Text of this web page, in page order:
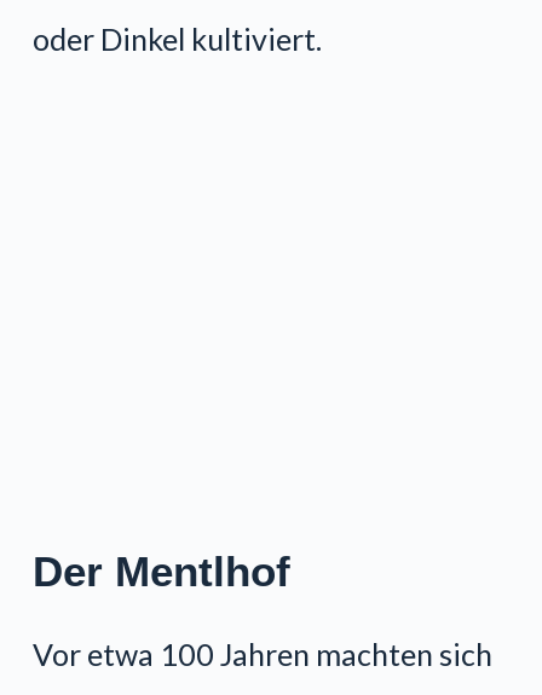
oder Dinkel kultiviert.
Der Mentlhof
Vor etwa 100 Jahren machten sich